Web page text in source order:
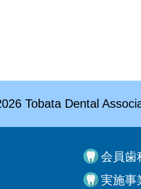
Tobata Dental
会員歯
実施事